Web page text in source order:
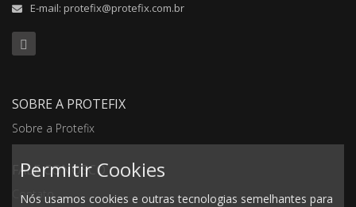
E-mail: protefix@protefix.com.br
SOBRE A PROTEFIX
Sobre a Protefix
FALE CONOSCO
Contato
Permitir Cookies
Nós usamos cookies e outras tecnologias semelhantes para